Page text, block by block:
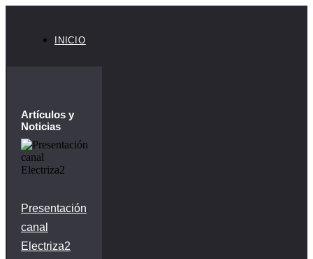
INICIO
Artículos y
Noticias
Presentación
canal
Electriza2